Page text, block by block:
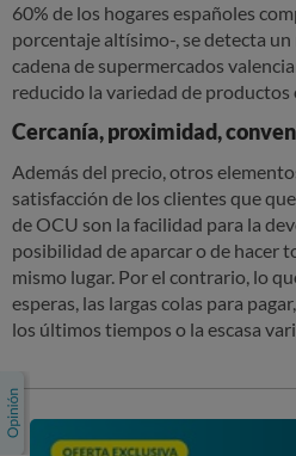
60% de los hogares españoles
porcentaje altísimo-, se detecta
cadena de supermercados
reducido la variedad de productos
Cercanía, proximidad,
Además del precio,otros
satisfacción de los clientes que
de OCU son la facilidad para la
posibilidad de aparcar o de hacer
mismo lugar. Por el contrario, lo
esperas, las largas colas para
los últimos tiempos o la escasa